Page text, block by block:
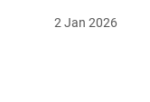
2Jan 2026